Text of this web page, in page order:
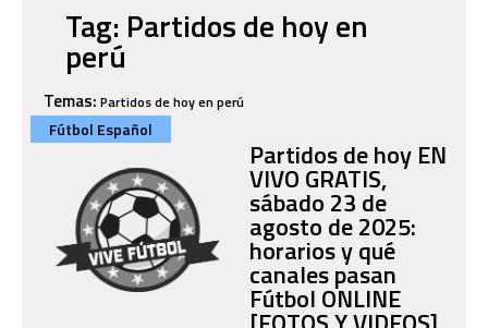
Tag: Partidos de hoy en
perú
Temas: Partidos de hoy en perú
Fútbol Español
Partidos de hoy EN
VIVO GRATIS,
sábado 23 de
agosto de 2025:
horarios y qué
canales pasan
Fútbol ONLINE